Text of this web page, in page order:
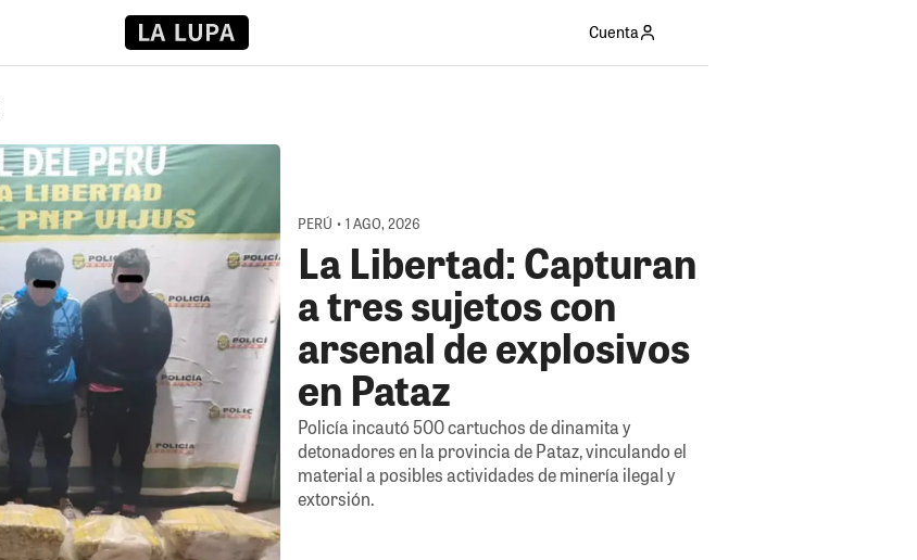
Cuenta
PERÚ • 1 AGO, 2026
La Libertad: Capturan
a tres sujetos con
arsenal de explosivos
en Pataz
Policía incautó 500 cartuchos de dinamita y
detonadores en la provincia de Pataz, vinculando el
material a posibles actividades de minería ilegal y
extorsión.